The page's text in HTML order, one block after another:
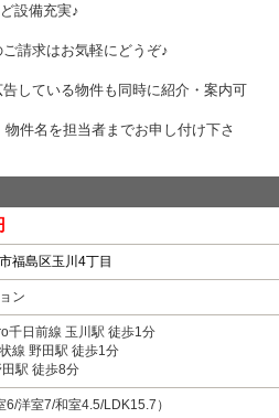
設備充実♪
請求はお気軽にどうぞ♪
している物件も同時に紹介・案内可
件名を担当者までお申し付け下さ
福島区玉川4丁目
ン
千日前線 玉川駅 徒歩1分
線 野田駅 徒歩1分
駅 徒歩8分
6/洋室7/和室4.5/LDK15.7）